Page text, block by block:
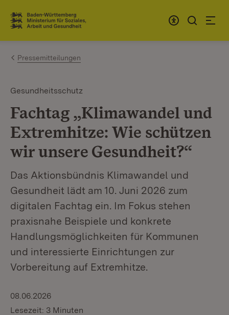
Zum Inhalt springen
Link zur Startseite
Pressemitteilungen
Gesundheitsschutz
Fachtag „Klimawandel und
Extremhitze: Wie schützen
wir unsere Gesundheit?“
Das Aktionsbündnis Klimawandel und
Gesundheit lädt am 10. Juni 2026 zum
digitalen Fachtag ein. Im Fokus stehen
praxisnahe Beispiele und konkrete
Handlungsmöglichkeiten für Kommunen
und interessierte Einrichtungen zur
Vorbereitung auf Extremhitze.
08.06.2026
Lesezeit: 3 Minuten